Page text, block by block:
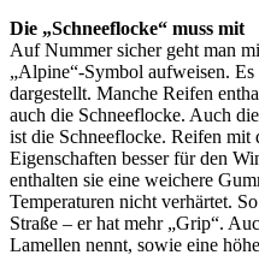
Die „Schneeflocke“ muss mit
Auf Nummer sicher geht man
„Alpine“-Symbol aufweisen.
dargestellt. Manche Reifen
auch die Schneeflocke. Auch
ist die Schneeflocke. Reifen
Eigenschaften besser für den
enthalten sie eine weichere
Temperaturen nicht verhärtet.
Straße – er hat mehr „Grip“.
Lamellen nennt, sowie eine